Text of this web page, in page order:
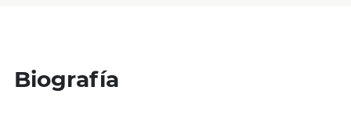
Biografía